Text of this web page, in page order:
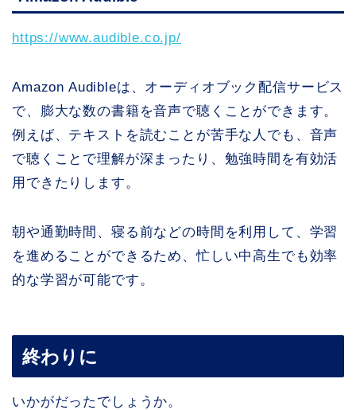
https://www.audible.co.jp/
Amazon Audibleは、オーディオブック配信サービス
で、膨大な数の書籍を音声で聴くことができます。
例えば、テキストを読むことが苦手な人でも、音声
で聴くことで理解が深まったり、勉強時間を有効活
用できたりします。
朝や通勤時間、寝る前などの時間を利用して、学習
を進めることができるため、忙しい中高生でも効率
的な学習が可能です。
終わりに
いかがだったでしょうか。